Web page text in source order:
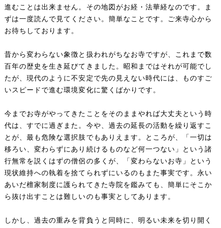
進むことは出来ません。その地図がお経・法華経なのです。ま
ずは一度読んで見てください。簡単なことです。ご来寺心から
お待ちしております。
昔から変わらない象徴と扱われがちなお寺ですが、これまで数
百年の歴史を生き延びてきました。昭和まではそれが可能でし
たが、現代のように不安定で先の見えない時代には、ものすご
いスピードで進む環境変化に驚くばかりです。
今までお寺がやってきたことをそのままやれば大丈夫という時
代は、すでに過ぎまた。今や、過去の延長の活動を繰り返すこ
とが、最も危険な選択肢でもありえます。ところが、「一切は
移ろい、変わらずにあり続けるものなど何一つない」という諸
行無常を説くはずの僧侶の多くが、「変わらないお寺」という
現状維持への執着を捨てられずにいるのもまた事実です。永い
あいだ檀家制度に護られてきた寺院を鑑みても、簡単にそこか
ら抜け出すことは難しいのも事実としてあります。
しかし、過去の重みを背負うと同時に、明るい未来を切り開く